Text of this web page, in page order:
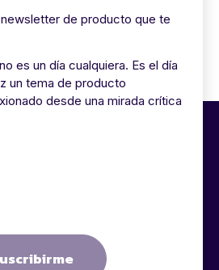
de producto que te
es un día cualquiera. Es el día
un tema de producto
desde una mirada crítica